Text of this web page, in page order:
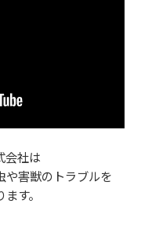
会社は
や害獣のトラブルを
す。